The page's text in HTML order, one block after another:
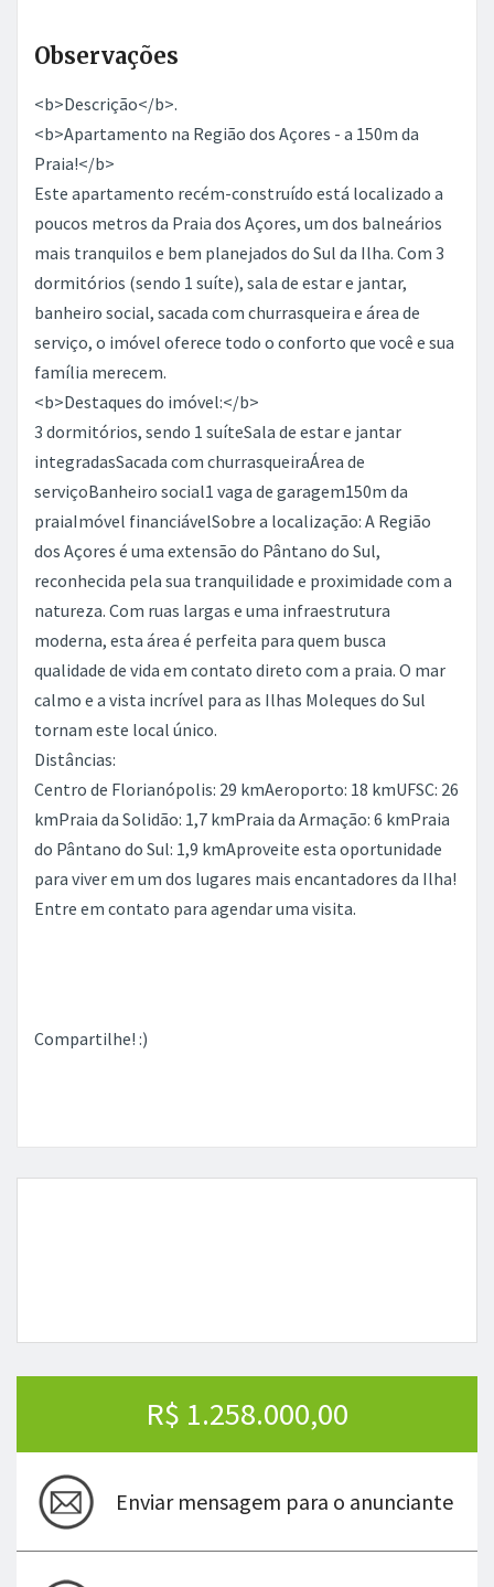
Observações
<b>Descrição</b>.
<b>Apartamento na Região dos Açores - a 150m da
Praia!</b>
Este apartamento recém-construído está localizado a
poucos metros da Praia dos Açores, um dos balneários
mais tranquilos e bem planejados do Sul da Ilha. Com 3
dormitórios (sendo 1 suíte), sala de estar e jantar,
banheiro social, sacada com churrasqueira e área de
serviço, o imóvel oferece todo o conforto que você e sua
família merecem.
<b>Destaques do imóvel:</b>
3 dormitórios, sendo 1 suíteSala de estar e jantar
integradasSacada com churrasqueiraÁrea de
serviçoBanheiro social1 vaga de garagem150m da
praiaImóvel financiávelSobre a localização: A Região
dos Açores é uma extensão do Pântano do Sul,
reconhecida pela sua tranquilidade e proximidade com a
natureza. Com ruas largas e uma infraestrutura
moderna, esta área é perfeita para quem busca
qualidade de vida em contato direto com a praia. O mar
calmo e a vista incrível para as Ilhas Moleques do Sul
tornam este local único.
Distâncias:
Centro de Florianópolis: 29 kmAeroporto: 18 kmUFSC: 26
kmPraia da Solidão: 1,7 kmPraia da Armação: 6 kmPraia
do Pântano do Sul: 1,9 kmAproveite esta oportunidade
para viver em um dos lugares mais encantadores da Ilha!
Entre em contato para agendar uma visita.
Compartilhe! :)
R$ 1.258.000,00
Enviar mensagem para o anunciante